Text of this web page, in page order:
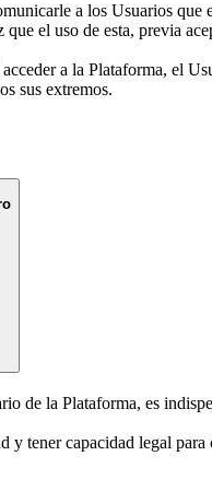
a los Usuarios que
que el uso de esta, previa
a la Plataforma, el
sus extremos.
de la Plataforma, es
y tener capacidad legal